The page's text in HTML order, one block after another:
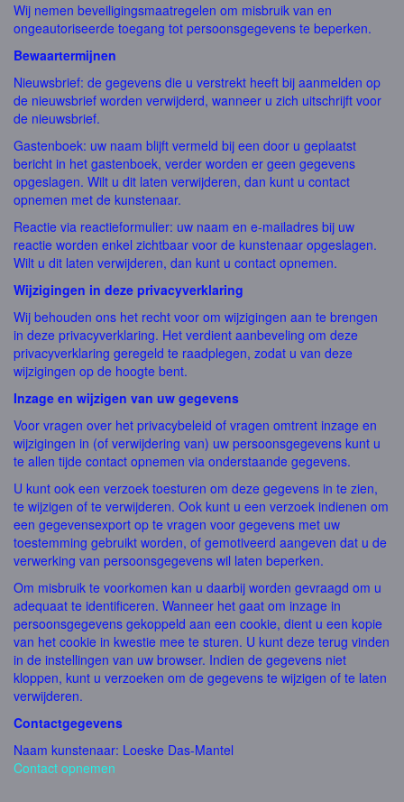
Wij nemen beveiligingsmaatregelen om misbruik van en
ongeautoriseerde toegang tot persoonsgegevens te beperken.
Bewaartermijnen
Nieuwsbrief: de gegevens die u verstrekt heeft bij aanmelden op
de nieuwsbrief worden verwijderd, wanneer u zich uitschrijft voor
de nieuwsbrief.
Gastenboek: uw naam blijft vermeld bij een door u geplaatst
bericht in het gastenboek, verder worden er geen gegevens
opgeslagen. Wilt u dit laten verwijderen, dan kunt u contact
opnemen met de kunstenaar.
Reactie via reactieformulier: uw naam en e-mailadres bij uw
reactie worden enkel zichtbaar voor de kunstenaar opgeslagen.
Wilt u dit laten verwijderen, dan kunt u contact opnemen.
Wijzigingen in deze privacyverklaring
Wij behouden ons het recht voor om wijzigingen aan te brengen
in deze privacyverklaring. Het verdient aanbeveling om deze
privacyverklaring geregeld te raadplegen, zodat u van deze
wijzigingen op de hoogte bent.
Inzage en wijzigen van uw gegevens
Voor vragen over het privacybeleid of vragen omtrent inzage en
wijzigingen in (of verwijdering van) uw persoonsgegevens kunt u
te allen tijde contact opnemen via onderstaande gegevens.
U kunt ook een verzoek toesturen om deze gegevens in te zien,
te wijzigen of te verwijderen. Ook kunt u een verzoek indienen om
een gegevensexport op te vragen voor gegevens met uw
toestemming gebruikt worden, of gemotiveerd aangeven dat u de
verwerking van persoonsgegevens wil laten beperken.
Om misbruik te voorkomen kan u daarbij worden gevraagd om u
adequaat te identificeren. Wanneer het gaat om inzage in
persoonsgegevens gekoppeld aan een cookie, dient u een kopie
van het cookie in kwestie mee te sturen. U kunt deze terug vinden
in de instellingen van uw browser. Indien de gegevens niet
kloppen, kunt u verzoeken om de gegevens te wijzigen of te laten
verwijderen.
Contactgegevens
Naam kunstenaar: Loeske Das-Mantel
Contact opnemen